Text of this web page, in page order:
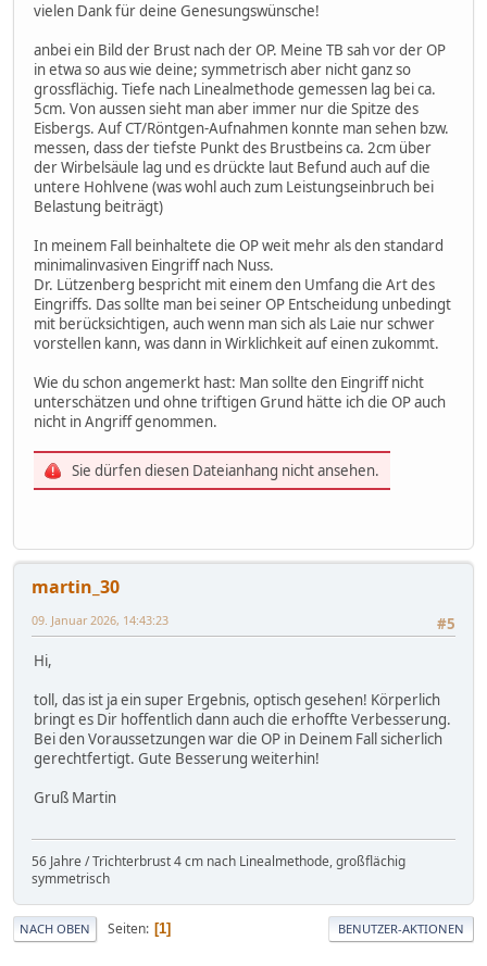
vielen Dank für deine Genesungswünsche!
anbei ein Bild der Brust nach der OP. Meine TB sah vor der OP
in etwa so aus wie deine; symmetrisch aber nicht ganz so
grossflächig. Tiefe nach Linealmethode gemessen lag bei ca.
5cm. Von aussen sieht man aber immer nur die Spitze des
Eisbergs. Auf CT/Röntgen-Aufnahmen konnte man sehen bzw.
messen, dass der tiefste Punkt des Brustbeins ca. 2cm über
der Wirbelsäule lag und es drückte laut Befund auch auf die
untere Hohlvene (was wohl auch zum Leistungseinbruch bei
Belastung beiträgt)
In meinem Fall beinhaltete die OP weit mehr als den standard
minimalinvasiven Eingriff nach Nuss.
Dr. Lützenberg bespricht mit einem den Umfang die Art des
Eingriffs. Das sollte man bei seiner OP Entscheidung unbedingt
mit berücksichtigen, auch wenn man sich als Laie nur schwer
vorstellen kann, was dann in Wirklichkeit auf einen zukommt.
Wie du schon angemerkt hast: Man sollte den Eingriff nicht
unterschätzen und ohne triftigen Grund hätte ich die OP auch
nicht in Angriff genommen.
Sie dürfen diesen Dateianhang nicht ansehen.
martin_30
#5
09. Januar 2026, 14:43:23
Hi,
toll, das ist ja ein super Ergebnis, optisch gesehen! Körperlich
bringt es Dir hoffentlich dann auch die erhoffte Verbesserung.
Bei den Voraussetzungen war die OP in Deinem Fall sicherlich
gerechtfertigt. Gute Besserung weiterhin!
Gruß Martin
56 Jahre / Trichterbrust 4 cm nach Linealmethode, großflächig
symmetrisch
NACH OBEN Seiten 1 BENUTZER-AKTIONEN